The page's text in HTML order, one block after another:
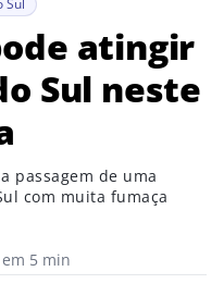
Sul
atingir
Sul neste
passagem de uma
com muita fumaça
5 min